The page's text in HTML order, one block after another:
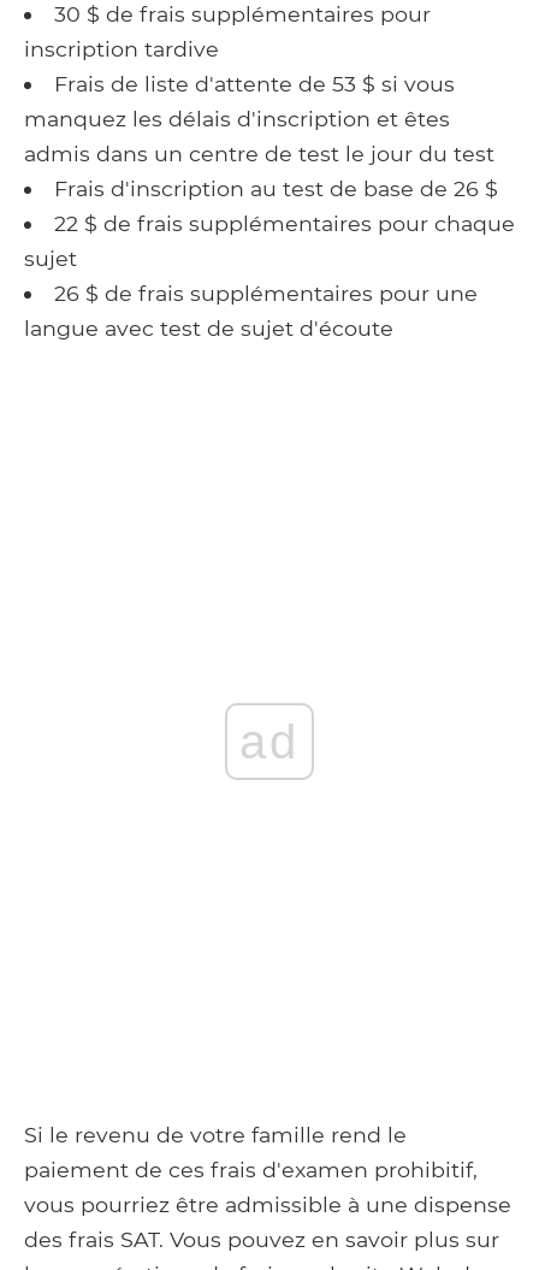
30 $ de frais supplémentaires pour
inscription tardive
Frais de liste d'attente de 53 $ si vous
manquez les délais d'inscription et êtes
admis dans un centre de test le jour du test
Frais d'inscription au test de base de 26 $
22 $ ​​de frais supplémentaires pour chaque
sujet
26 $ de frais supplémentaires pour une
langue avec test de sujet d'écoute
ad
Si le revenu de votre famille rend le
paiement de ces frais d'examen prohibitif,
vous pourriez être admissible à une dispense
des frais SAT. Vous pouvez en savoir plus sur